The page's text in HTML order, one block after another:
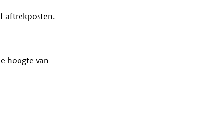
aftrekposten.
hoogte van